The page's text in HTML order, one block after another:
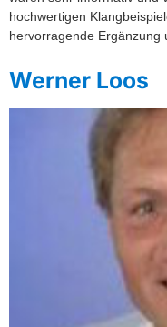
hochwertigen
hervorragende
Werner Loos